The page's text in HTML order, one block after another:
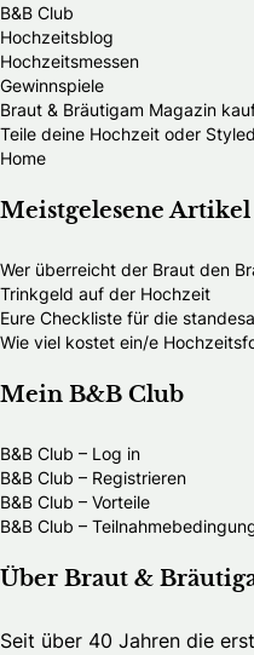
B&B Club
Hochzeitsblog
Hochzeitsmessen
Gewinnspiele
Braut & Bräutigam Magazin
Teile deine Hochzeit oder
Home
Meistgelesene Artikel
Wer überreicht der Braut den
Trinkgeld auf der Hochzeit
Eure Checkliste für die
Wie viel kostet ein/e
Mein B&B Club
B&B Club – Log in
B&B Club – Registrieren
B&B Club – Vorteile
B&B Club –
Über Braut &
Seit über 40 Jahren die